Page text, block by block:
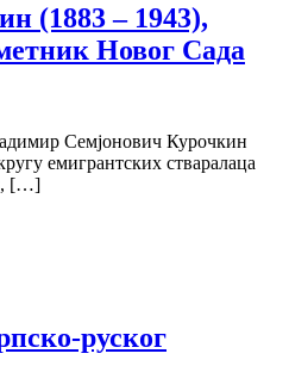
(1883 – 1943),
Новог Сада
Семјонович Курочкин
емигрантских стваралаца
[…]
руског